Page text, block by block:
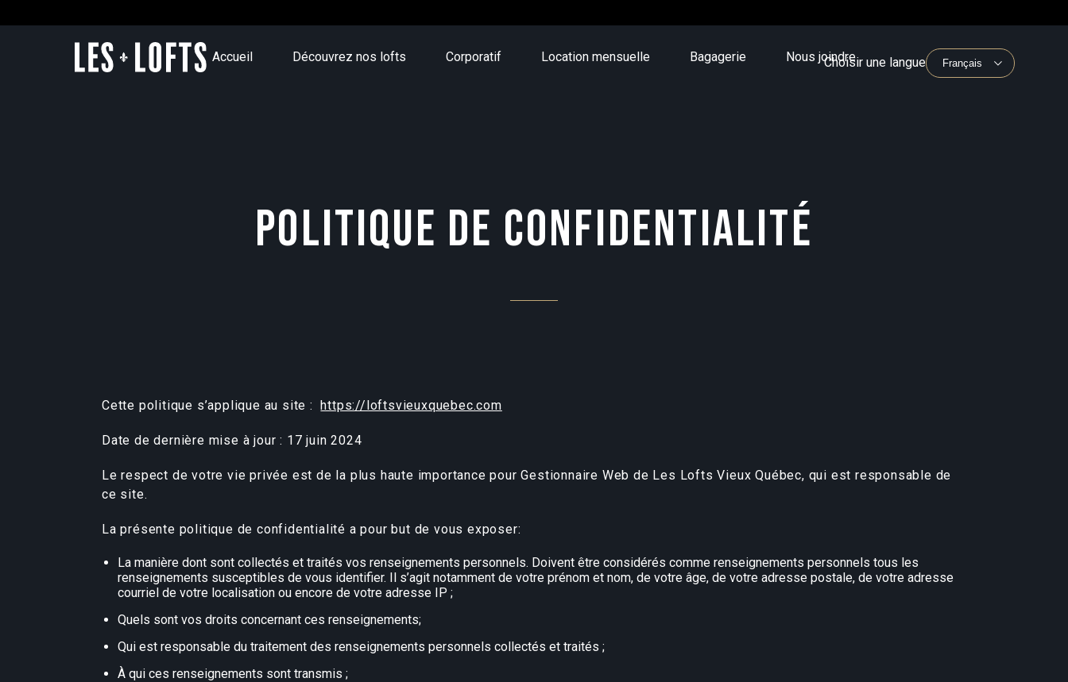
Accueil Découvrez nos lofts Corporatif Location mensuelle Bagagerie Nous joindreChoisir une langue
POLITIQUE DE CONFIDENTIALITÉ
Cette politique s’applique au site : https://loftsvieuxquebec.com
Date de dernière mise à jour : 17 juin 2024
Le respect de votre vie privée est de la plus haute importance pour Gestionnaire Web de Les Lofts Vieux Québec, qui est responsable de
ce site.
La présente politique de confidentialité a pour but de vous exposer:
La manière dont sont collectés et traités vos renseignements personnels. Doivent être considérés comme renseignements personnels tous les
renseignements susceptibles de vous identifier. Il s’agit notamment de votre prénom et nom, de votre âge, de votre adresse postale, de votre adresse
courriel de votre localisation ou encore de votre adresse IP ;
Quels sont vos droits concernant ces renseignements;
Qui est responsable du traitement des renseignements personnels collectés et traités ;
À qui ces renseignements sont transmis ;